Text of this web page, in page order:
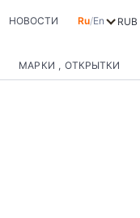
НОВОСТИ Ru/En
МАРКИ , ОТКРЫТКИ